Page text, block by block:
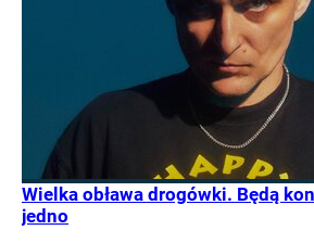
Wielka obława drogówki. Będą
jedno